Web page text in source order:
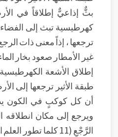
بثٌّ إذاعيٌّ إطلاقاً في
كهرطيسية تبث إلى الفضاء
ترجعها ، إذاً معنى ذات
غير الأمطار صعود بخار
إطلاق الأشعة الكهرطيسية
طبقة الأثير ترجعها إلى
أن كل كوكبٍ في الكون
ويرجع إلى مكان انطلاقه
الرَّجْعِ (11 كلما تطور